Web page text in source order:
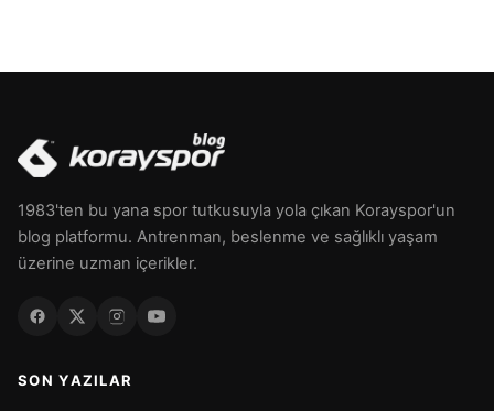
1983'ten bu yana spor tutkusuyla yola çıkan Korayspor'un
blog platformu. Antrenman, beslenme ve sağlıklı yaşam
üzerine uzman içerikler.
SON YAZILAR